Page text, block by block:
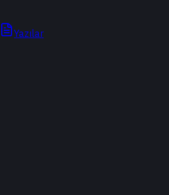
Yazılar